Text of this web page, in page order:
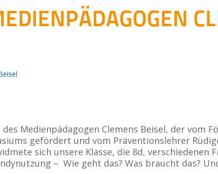
Medienpädagogen Clemens Beisel, der vom
gefördert und vom Präventionslehrer
sich unsere Klasse, die 8d, verschiedenen
– Wie geht das? Was braucht das?